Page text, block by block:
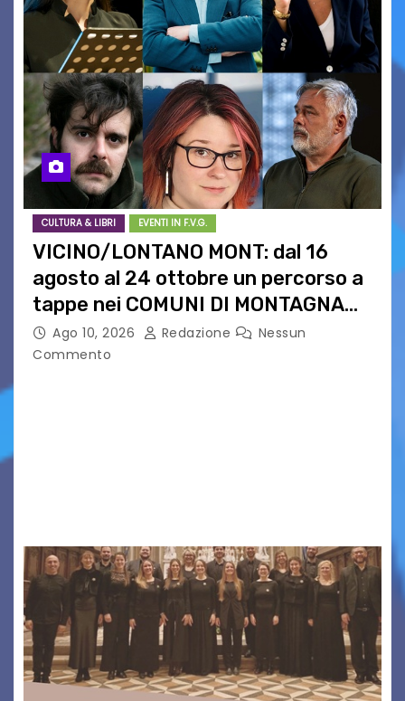
CULTURA & LIBRI EVENTI IN F.V.G.
VICINO/LONTANO MONT: dal 16
agosto al 24 ottobre un percorso a
tappe nei COMUNI DI MONTAGNA
DEL FVG
Ago 10, 2026 Redazione
Nessun
Commento